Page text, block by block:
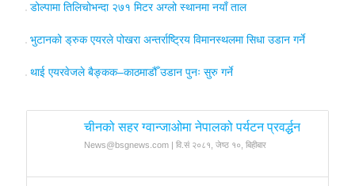
डोल्पामा तिलिचोभन्दा २७१ मिटर अग्लो स्थानमा नयाँ ताल
भुटानको ड्रुक एयरले पोखरा अन्तर्राष्ट्रिय विमानस्थलमा सिधा उडान गर्ने
थाई एयरवेजले बैङ्कक–काठमाडौँ उडान पुनः सुरु गर्ने
चीनको सहर ग्वान्जाओमा नेपालको पर्यटन प्रवर्द्धन
News@bsgnews.com | वि.सं २०८१, जेष्ठ १०, बिहीबार